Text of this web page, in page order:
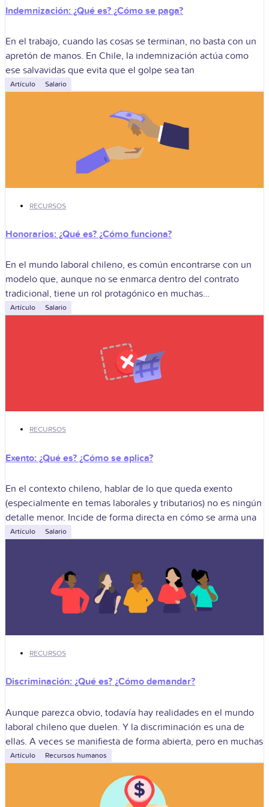
Indemnización: ¿Qué es? ¿Cómo se paga?
En el trabajo, cuando las cosas se terminan, no basta con un
apretón de manos. En Chile, la indemnización actúa como
ese salvavidas que evita que el golpe sea tan
Artículo Salario
RECURSOS
Honorarios: ¿Qué es? ¿Cómo funciona?
En el mundo laboral chileno, es común encontrarse con un
modelo que, aunque no se enmarca dentro del contrato
tradicional, tiene un rol protagónico en muchas
organizaciones: los honorarios. Esta
Artículo Salario
RECURSOS
Exento: ¿Qué es? ¿Cómo se aplica?
En el contexto chileno, hablar de lo que queda exento
(especialmente en temas laborales y tributarios) no es ningún
detalle menor. Incide de forma directa en cómo se arma una
Artículo Salario
RECURSOS
Discriminación: ¿Qué es? ¿Cómo demandar?
Aunque parezca obvio, todavía hay realidades en el mundo
laboral chileno que duelen. Y la discriminación es una de
ellas. A veces se manifiesta de forma abierta, pero en muchas
Artículo Recursos humanos